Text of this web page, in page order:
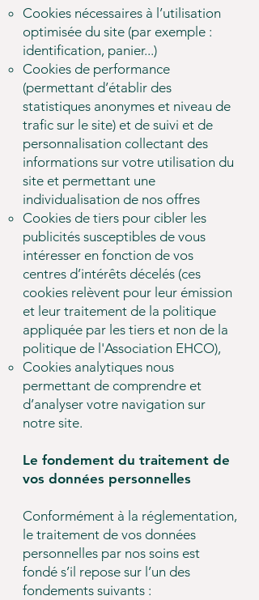
Cookies nécessaires à l’utilisation
optimisée du site (par exemple :
identification, panier...)
Cookies de performance
(permettant d’établir des
statistiques anonymes et niveau de
trafic sur le site) et de suivi et de
personnalisation collectant des
informations sur votre utilisation du
site et permettant une
individualisation de nos offres
Cookies de tiers pour cibler les
publicités susceptibles de vous
intéresser en fonction de vos
centres d’intérêts décelés (ces
cookies relèvent pour leur émission
et leur traitement de la politique
appliquée par les tiers et non de la
politique de l'Association EHCO),
Cookies analytiques nous
permettant de comprendre et
d’analyser votre navigation sur
notre site.
Le fondement du traitement de
vos données personnelles
Conformément à la réglementation,
le traitement de vos données
personnelles par nos soins est
fondé s’il repose sur l’un des
fondements suivants :